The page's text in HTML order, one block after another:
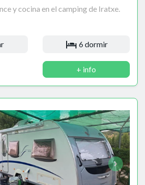
y cocina en el camping de Iratxe.
6 dormir
+ info